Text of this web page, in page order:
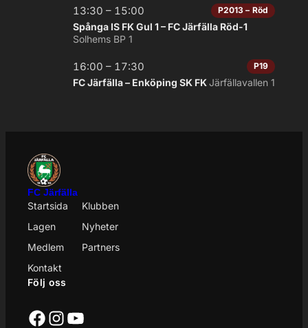
13:30 – 15:00 P2013 – Röd
Spånga IS FK Gul 1 – FC Järfälla Röd-1
Solhems BP 1
16:00 – 17:30 P19
FC Järfälla – Enköping SK FK Järfällavallen 1
FC Järfälla
Startsida
Klubben
Lagen
Nyheter
Medlem
Partners
Kontakt
Följ oss
Facebook
Instagram
YouTube